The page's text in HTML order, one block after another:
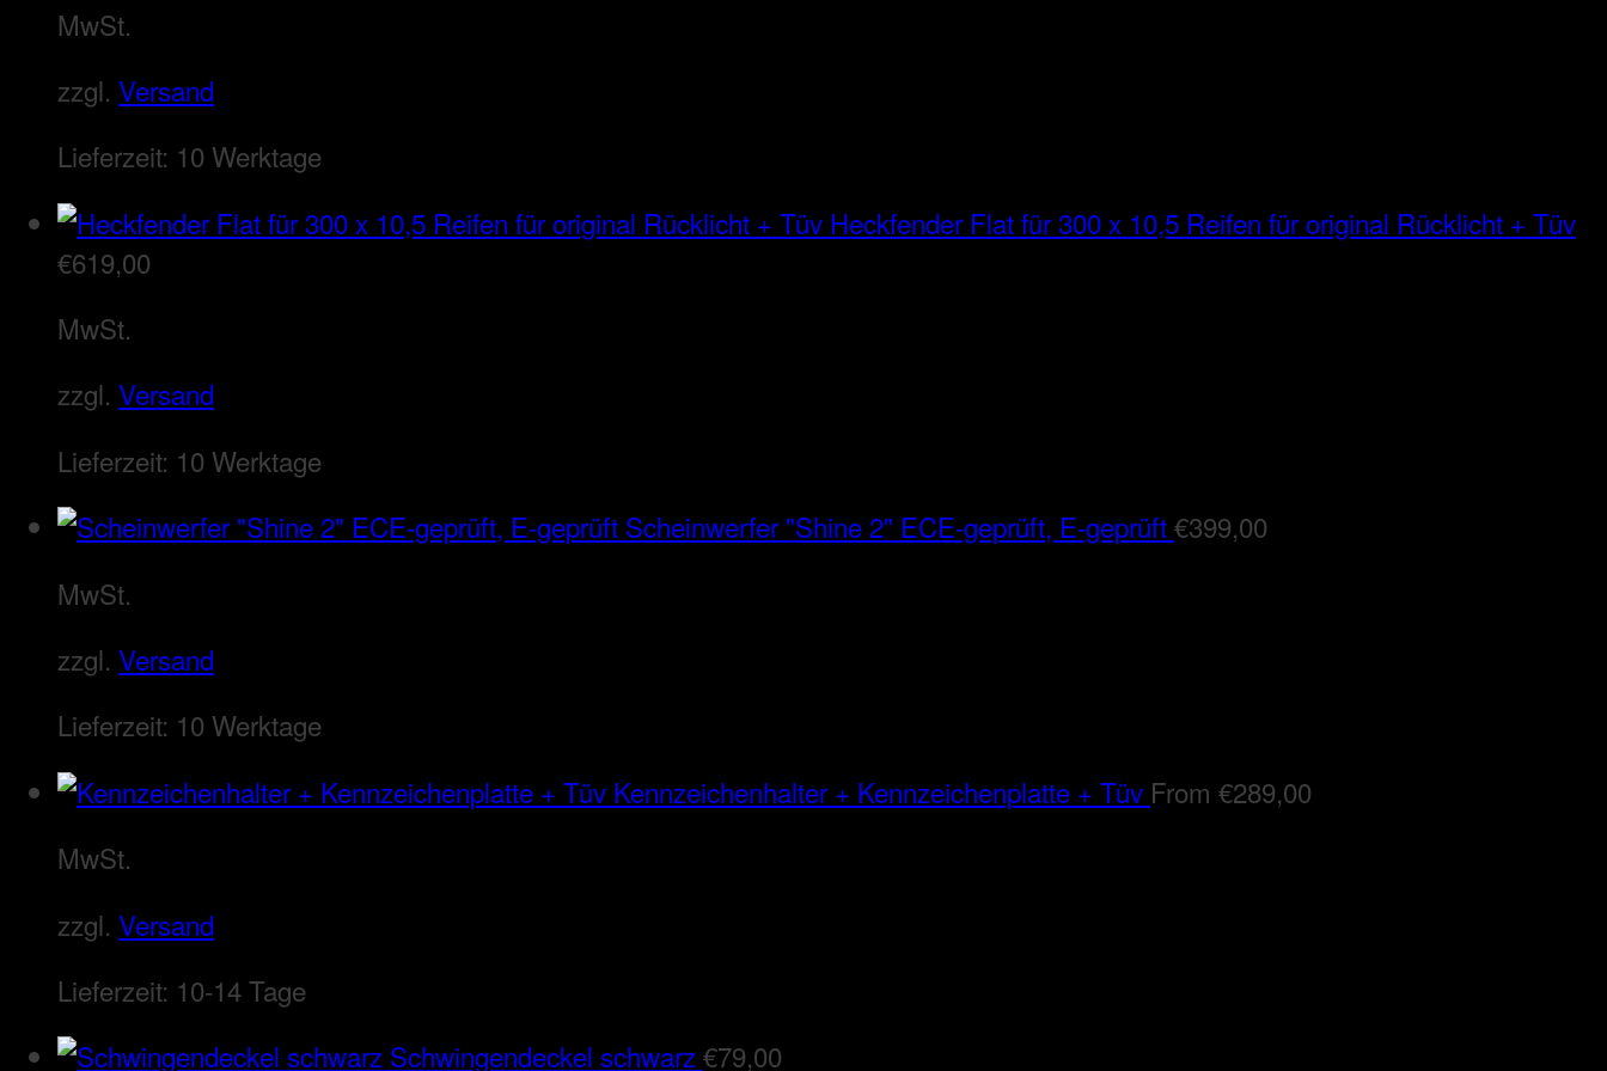
MwSt.
zzgl. Versand
Lieferzeit: 10 Werktage
Heckfender Flat für 300 x 10,5 Reifen für original Rücklicht + Tüv
€619,00
MwSt.
zzgl. Versand
Lieferzeit: 10 Werktage
Scheinwerfer "Shine 2" ECE-geprüft, E-geprüft€399,00
MwSt.
zzgl. Versand
Lieferzeit: 10 Werktage
Kennzeichenhalter + Kennzeichenplatte + Tüv From €289,00
MwSt.
zzgl. Versand
Lieferzeit: 10-14 Tage
Schwingendeckel schwarz€79,00